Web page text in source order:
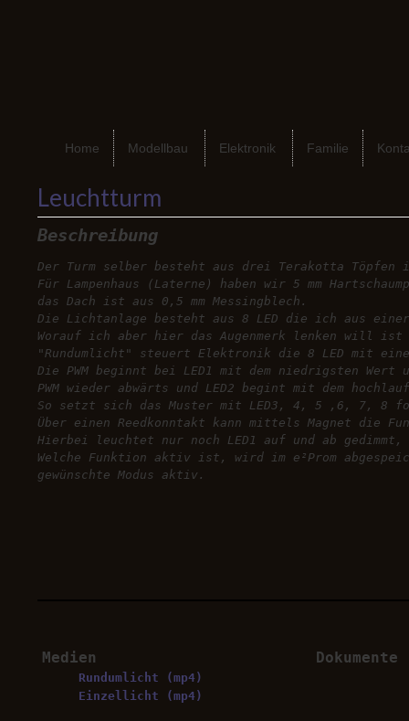
Home Modellbau Elektronik Familie
Leuchtturm
Beschreibung
Der Turm selber besteht aus drei Terakotta Töpfen
Für Lampenhaus (Laterne) haben wir 5 mm
das Dach ist aus 0,5 mm Messingblech.
Die Lichtanlage besteht aus 8 LED die ich aus einer
Worauf ich aber hier das Augenmerk lenken will
"Rundumlicht" steuert Elektronik die 8 LED mit
Die PWM beginnt bei LED1 mit dem niedrigsten
PWM wieder abwärts und LED2 begint mit dem
So setzt sich das Muster mit LED3, 4, 5 ,6, 7, 8
Über einen Reedkonntakt kann mittels Magnet die
Hierbei leuchtet nur noch LED1 auf und ab
Welche Funktion aktiv ist, wird im e²Prom
gewünschte Modus aktiv.
Medien
Rundumlicht (mp4)
Einzellicht (mp4)
Dokumente